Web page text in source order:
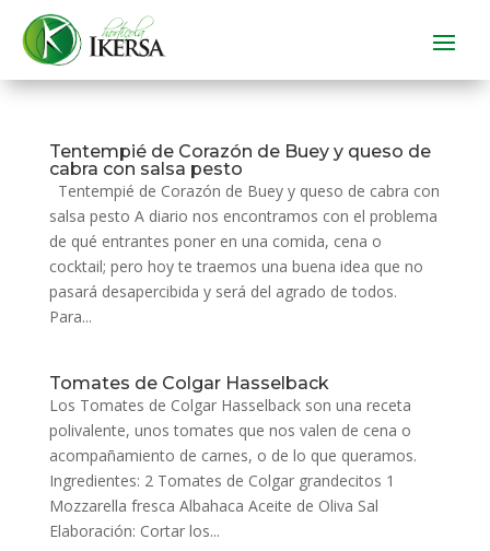
Tentempié de Corazón de Buey y queso de
cabra con salsa pesto
Tentempié de Corazón de Buey y queso de cabra con
salsa pesto A diario nos encontramos con el problema
de qué entrantes poner en una comida, cena o
cocktail; pero hoy te traemos una buena idea que no
pasará desapercibida y será del agrado de todos.
Para...
Tomates de Colgar Hasselback
Los Tomates de Colgar Hasselback son una receta
polivalente, unos tomates que nos valen de cena o
acompañamiento de carnes, o de lo que queramos.
Ingredientes: 2 Tomates de Colgar grandecitos 1
Mozzarella fresca Albahaca Aceite de Oliva Sal
Elaboración: Cortar los...